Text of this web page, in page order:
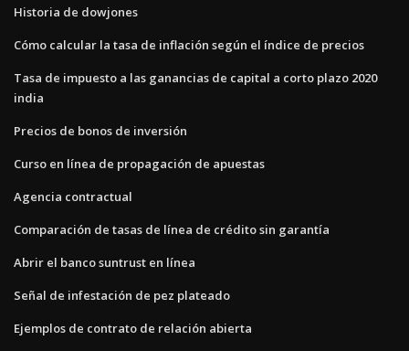
Historia de dowjones
Cómo calcular la tasa de inflación según el índice de precios
Tasa de impuesto a las ganancias de capital a corto plazo 2020
india
Precios de bonos de inversión
Curso en línea de propagación de apuestas
Agencia contractual
Comparación de tasas de línea de crédito sin garantía
Abrir el banco suntrust en línea
Señal de infestación de pez plateado
Ejemplos de contrato de relación abierta